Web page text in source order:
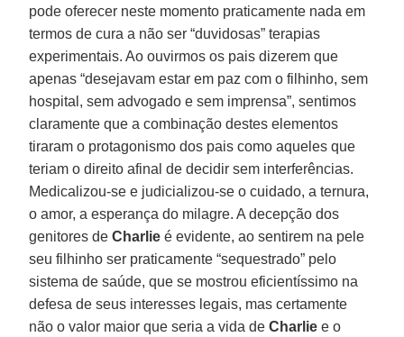
pode oferecer neste momento praticamente nada em
termos de cura a não ser “duvidosas” terapias
experimentais. Ao ouvirmos os pais dizerem que
apenas “desejavam estar em paz com o filhinho, sem
hospital, sem advogado e sem imprensa”, sentimos
claramente que a combinação destes elementos
tiraram o protagonismo dos pais como aqueles que
teriam o direito afinal de decidir sem interferências.
Medicalizou-se e judicializou-se o cuidado, a ternura,
o amor, a esperança do milagre. A decepção dos
genitores deCharlie é evidente, ao sentirem na pele
seu filhinho ser praticamente “sequestrado” pelo
sistema de saúde, que se mostrou eficientíssimo na
defesa de seus interesses legais, mas certamente
não o valor maior que seria a vida deCharlie e o